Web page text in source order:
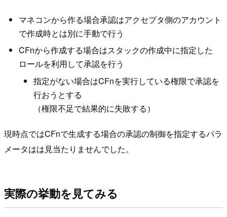
マネコンから作る場合承認はアクセプタ側のアカウント
で作成時とは別に手動で行う
CFnから作成する場合はスタックの作成中に指定した
ロールを利用して承認を行う
指定がない場合はCFnを実行している権限で承認を
行おうとする
（権限不足で結果的に失敗する）
現時点ではCFnで生成する場合の承認の制御を指定するパラ
メータはは見当たりませんでした。
実際の挙動を見てみる